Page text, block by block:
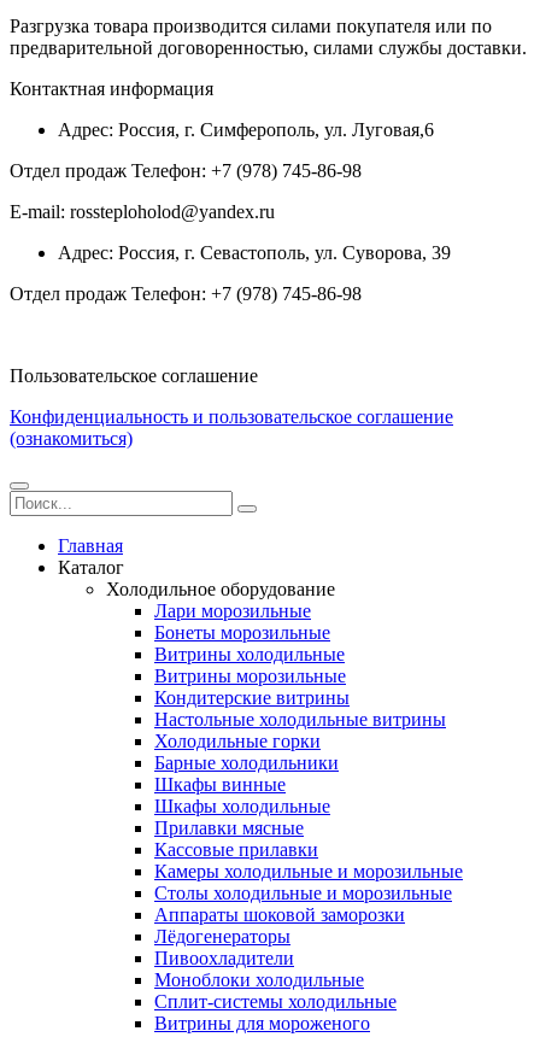
Разгрузка товара производится силами покупателя или по
предварительной договоренностью, силами службы доставки.
Контактная информация
Адрес: Россия, г. Симферополь, ул. Луговая,6
Отдел продаж Телефон: +7 (978) 745-86-98
E-mail: rossteploholod@yandex.ru
Адрес: Россия, г. Севастополь, ул. Суворова, 39
Отдел продаж Телефон: +7 (978) 745-86-98
Пользовательское соглашение
Конфиденциальность и пользовательское соглашение
(ознакомиться)
Главная
Каталог
Холодильное оборудование
Лари морозильные
Бонеты морозильные
Витрины холодильные
Витрины морозильные
Кондитерские витрины
Настольные холодильные витрины
Холодильные горки
Барные холодильники
Шкафы винные
Шкафы холодильные
Прилавки мясные
Кассовые прилавки
Камеры холодильные и морозильные
Столы холодильные и морозильные
Аппараты шоковой заморозки
Лёдогенераторы
Пивоохладители
Моноблоки холодильные
Сплит-системы холодильные
Витрины для мороженого